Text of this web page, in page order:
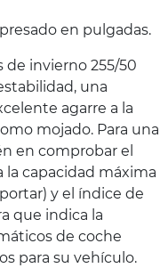
en pulgadas.
invierno 255/50
una
agarre a la
mojado. Para una
en comprobar el
la capacidad máxima
y el índice de
que indica la
de coche
para su vehículo.